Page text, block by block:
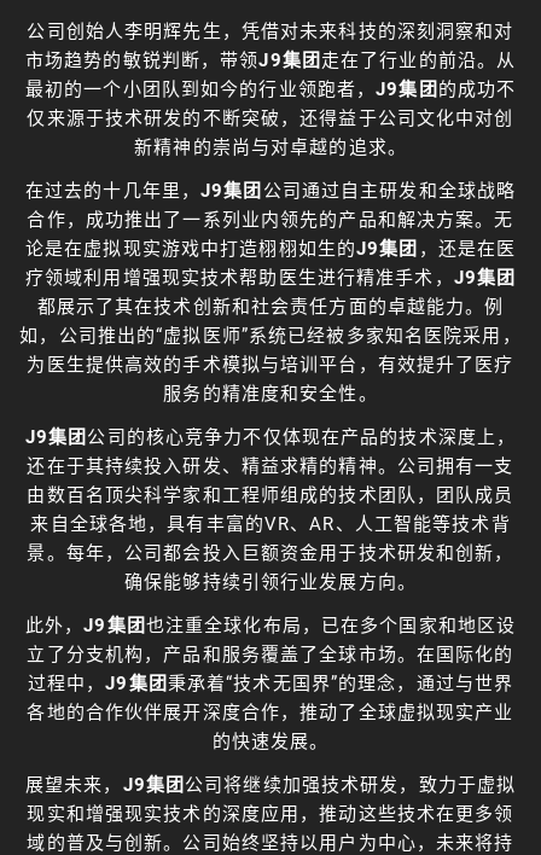
公司创始人李明辉先生，凭借对未来科技的深刻洞察和对
市场趋势的敏锐判断，带领J9集团 走在了行业的前沿。从
最初的一个小团队到如今的行业领跑者，J9集团 的成功不
仅来源于技术研发的不断突破，还得益于公司文化中对创
新精神的崇尚与对卓越的追求。
在过去的十几年里， J9集团 公司通过自主研发和全球战略
合作，成功推出了一系列业内领先的产品和解决方案。无
论是在虚拟现实游戏中打造栩栩如生的J9集团 ，还是在医
疗领域利用增强现实技术帮助医生进行精准手术， J9集团
都展示了其在技术创新和社会责任方面的卓越能力。例
如，公司推出的“虚拟医师”系统已经被多家知名医院采用，
为医生提供高效的手术模拟与培训平台，有效提升了医疗
服务的精准度和安全性。
J9集团 公司的核心竞争力不仅体现在产品的技术深度上，
还在于其持续投入研发、精益求精的精神。公司拥有一支
由数百名顶尖科学家和工程师组成的技术团队，团队成员
来自全球各地，具有丰富的VR、AR、人工智能等技术背
景。每年，公司都会投入巨额资金用于技术研发和创新，
确保能够持续引领行业发展方向。
此外，J9集团也注重全球化布局，已在多个国家和地区设
立了分支机构，产品和服务覆盖了全球市场。在国际化的
过程中，J9集团秉承着“技术无国界”的理念，通过与世界
各地的合作伙伴展开深度合作，推动了全球虚拟现实产业
的快速发展。
展望未来， J9集团 公司将继续加强技术研发，致力于虚拟
现实和增强现实技术的深度应用，推动这些技术在更多领
域的普及与创新。公司始终坚持以用户为中心，未来将持